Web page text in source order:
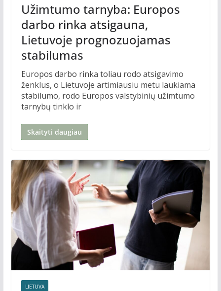
Užimtumo tarnyba: Europos
darbo rinka atsigauna,
Lietuvoje prognozuojamas
stabilumas
Europos darbo rinka toliau rodo atsigavimo
ženklus, o Lietuvoje artimiausiu metu laukiama
stabilumo, rodo Europos valstybinių užimtumo
tarnybų tinklo ir
Skaityti daugiau
LIETUVA